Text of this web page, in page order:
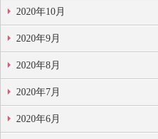
2020年10月
2020年9月
2020年8月
2020年7月
2020年6月